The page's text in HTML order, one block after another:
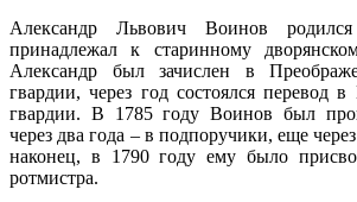
Александр Львович Воинов
принадлежал к старинному
Александр был зачислен в
гвардии, через год состоялся перевод
гвардии. В 1785 году Воинов был
через два года – в подпоручики, еще
наконец, в 1790 году ему было
ротмистра.